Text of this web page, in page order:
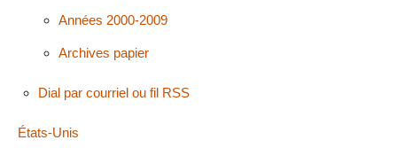
Années 2000-2009
Archives papier
Dial par courriel ou fil RSS
États-Unis